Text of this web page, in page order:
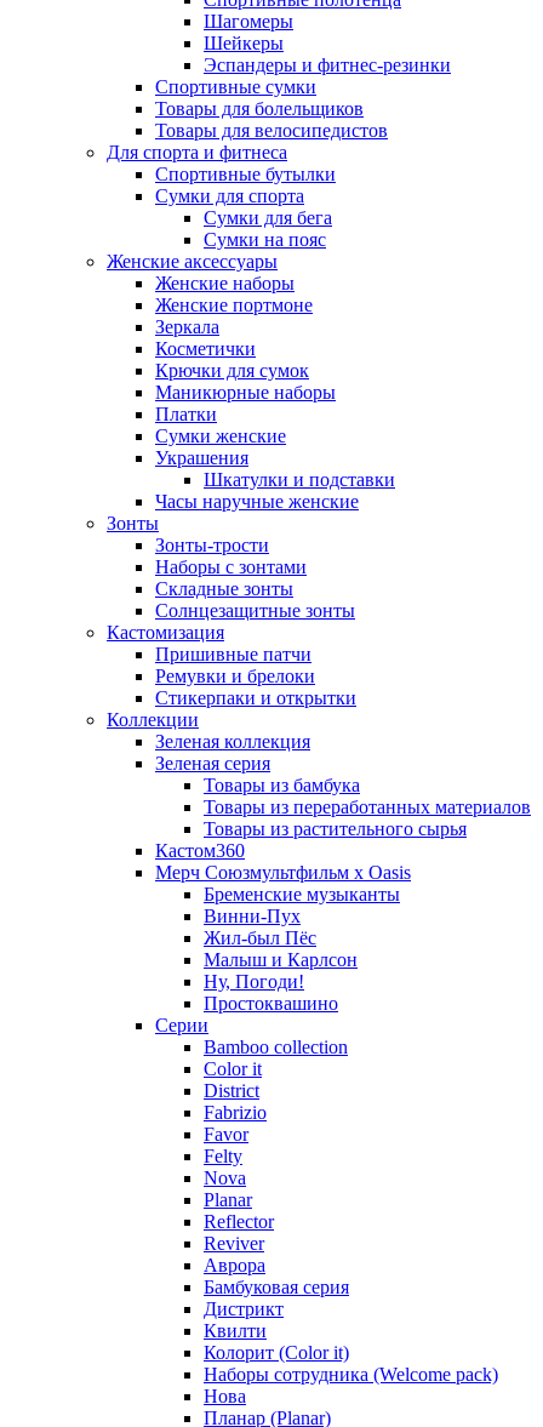
Шагомеры
Шейкеры
Эспандеры и фитнес-резинки
Спортивные сумки
Товары для болельщиков
Товары для велосипедистов
Для спорта и фитнеса
Спортивные бутылки
Сумки для спорта
Сумки для бега
Сумки на пояс
Женские аксессуары
Женские наборы
Женские портмоне
Зеркала
Косметички
Крючки для сумок
Маникюрные наборы
Платки
Сумки женские
Украшения
Шкатулки и подставки
Часы наручные женские
Зонты
Зонты-трости
Наборы с зонтами
Складные зонты
Солнцезащитные зонты
Кастомизация
Пришивные патчи
Ремувки и брелоки
Стикерпаки и открытки
Коллекции
Зеленая коллекция
Зеленая серия
Товары из бамбука
Товары из переработанных материалов
Товары из растительного сырья
Кастом360
Мерч Союзмультфильм х Oasis
Бременские музыканты
Винни-Пух
Жил-был Пёс
Малыш и Карлсон
Ну, Погоди!
Простоквашино
Серии
Bamboo collection
Color it
District
Fabrizio
Favor
Felty
Nova
Planar
Reflector
Reviver
Аврора
Бамбуковая серия
Дистрикт
Квилти
Колорит (Color it)
Наборы сотрудника (Welcome pack)
Нова
Планар (Planar)